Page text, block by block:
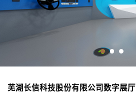
芜湖长信科技股份有限公司数字展厅